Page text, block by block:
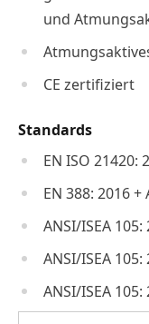
und
CE zertifiziert
Standards
EN ISO 21420:
EN 388: 2016 +
ANSI/ISEA 105:
ANSI/ISEA 105:
ANSI/ISEA 105: